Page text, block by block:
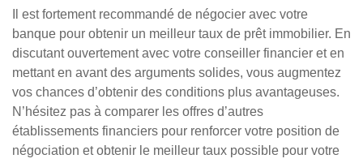
Il est fortement recommandé de négocier avec votre
banque pour obtenir un meilleur taux de prêt immobilier. En
discutant ouvertement avec votre conseiller financier et en
mettant en avant des arguments solides, vous augmentez
vos chances d’obtenir des conditions plus avantageuses.
N’hésitez pas à comparer les offres d’autres
établissements financiers pour renforcer votre position de
négociation et obtenir le meilleur taux possible pour votre